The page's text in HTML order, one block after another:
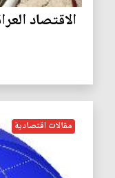
الاقتصاد
مقالات اقتصادية